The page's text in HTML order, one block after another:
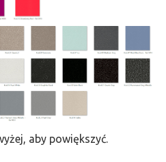
aby powiększyć.